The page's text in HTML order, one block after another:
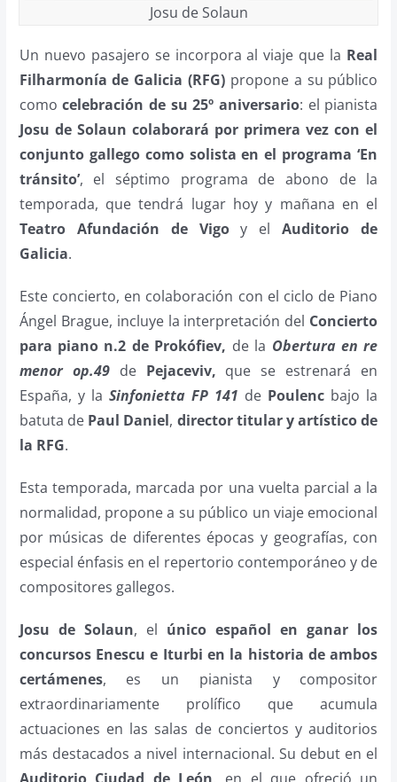
Josu de Solaun
Un nuevo pasajero se incorpora al viaje que la Real
Filharmonía de Galicia (RFG) propone a su público
comocelebración de su 25º aniversario: el pianista
Josu de Solaun colaborará por primera vez con el
conjunto gallego como solista en el programa ‘En
tránsito’, el séptimo programa de abono de la
temporada, que tendrá lugar hoy y mañana en el
Teatro Afundación de Vigoy elAuditorio de
Galicia.
Este concierto, en colaboración con el ciclo de Piano
Ángel Brague, incluye la interpretación del Concierto
para piano n.2 de Prokófiev, de la Obertura en re
menor op.49de Pejaceviv, que se estrenará en
España, y la Sinfonietta FP 141 de Poulenc bajo la
batuta de Paul Daniel, director titular y artístico de
la RFG.
Esta temporada, marcada por una vuelta parcial a la
normalidad, propone a su público un viaje emocional
por músicas de diferentes épocas y geografías, con
especial énfasis en el repertorio contemporáneo y de
compositores gallegos.
Josu de Solaun, el único español en ganar los
concursos Enescu e Iturbi en la historia de ambos
certámenes, es un pianista y compositor
extraordinariamente prolífico que acumula
actuaciones en las salas de conciertos y auditorios
más destacados a nivel internacional. Su debut en el